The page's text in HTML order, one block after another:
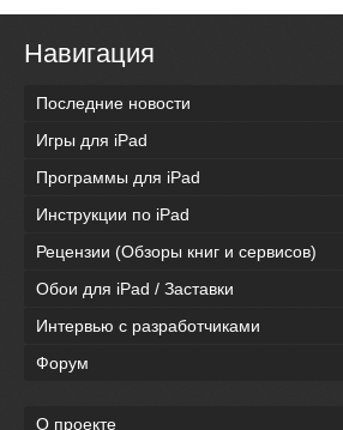
Навигация
Последние новости
Игры для iPad
Программы для iPad
Инструкции по iPad
Рецензии (Обзоры книг и сервисов)
Обои для iPad / Заставки
Интервью с разработчиками
Форум
О проекте